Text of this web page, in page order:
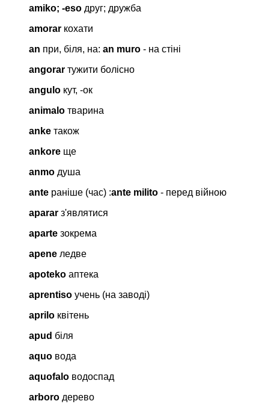
amiko; -eso друг; дружба
amorar кохати
an при, біля, на: an muro - на стіні
angorar тужити болісно
angulo кут, -ок
animalo тварина
anke також
ankore ще
anmo душа
ante раніше (час) :ante milito - перед війною
aparar з'являтися
aparte зокрема
apene ледве
apoteko аптека
aprentiso учень (на заводі)
aprilo квітень
apud біля
aquo вода
aquofalo водоспад
arboro дерево